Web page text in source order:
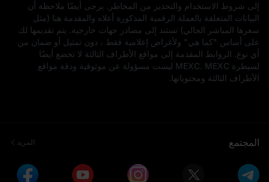
إلى شروط الاستخدام والتحذير من المخاطر. يرجى أيضًا ملاحظة أن
البيانات المتعلقة بالعملة الرقمية المذكورة أعلاه والمقدمة هنا (مثل
سعرها المباشر الحالي) تستند إلى مصادر جهات خارجية. يتم تقديمها لك
على أساس "كما هي" ولأغراض إعلامية فقط ، دون تمثيل أو ضمان من
أي نوع. الروابط المقدمة إلى مواقع الأطراف الثالثة لا تخضع أيضًا
لسيطرة MEXC. MEXC ليست مسؤولة عن موثوقية ودقة مواقع
الأطراف الثالثة ومحتوياتها.
المجتمع المزيد